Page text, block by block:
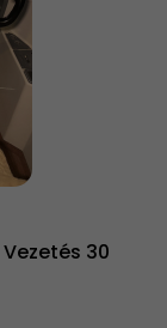
30